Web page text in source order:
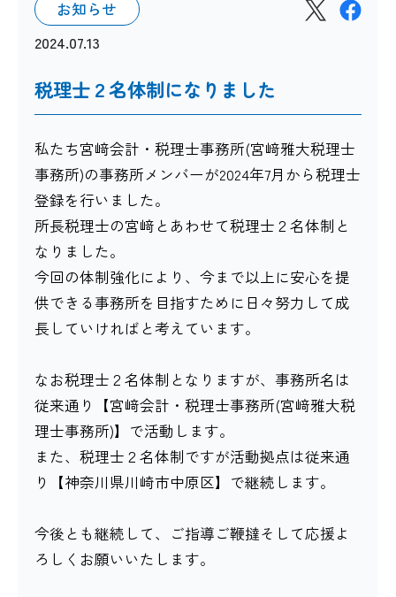
2024.07.13
お知らせ
税理士２名体制になりました
私たち宮﨑会計・税理士事務所(宮﨑雅大税理士
事務所)の事務所メンバーが2024年7月から税理士
登録を行いました。
所長税理士の宮﨑とあわせて税理士２名体制と
なりました。
今回の体制強化により、今まで以上に安心を提
供できる事務所を目指すために日々努力して成
長していければと考えています。
なお税理士２名体制となりますが、事務所名は
従来通り【宮﨑会計・税理士事務所(宮﨑雅大税
理士事務所)】で活動します。
また、税理士２名体制ですが活動拠点は従来通
り【神奈川県川崎市中原区】で継続します。
今後とも継続して、ご指導ご鞭撻そして応援よ
ろしくお願いいたします。